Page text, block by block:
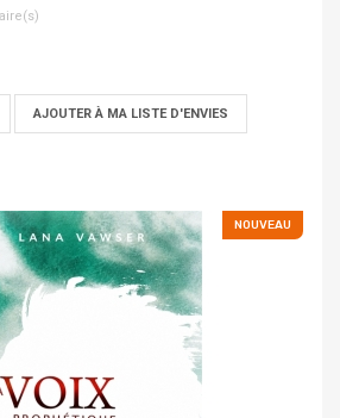
AJOUTER À MA LISTE D'ENVIES
NOUVEAU